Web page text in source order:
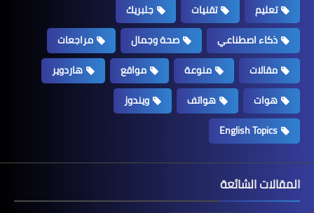
تعليم
تقنيات
جلبريك
ذكاء اصطناعي
صحة وجمال
مراجعات
مقالات
منوعة مواقع
هاردوير
هوات
هواتف
ويندوز
English Topics
المقالات الشائعة